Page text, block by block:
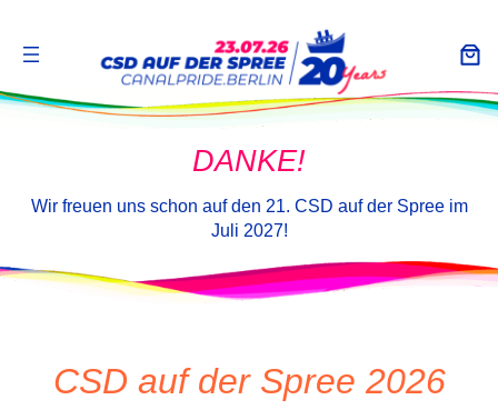
DANKE!
Wir freuen uns schon auf den 21. CSD auf der Spree im
Juli 2027!
CSD auf der Spree 2026